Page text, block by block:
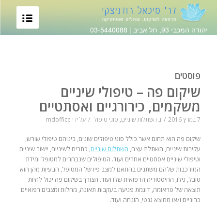
יהודה המכבי 93, תל אביב | 03-5440088
פוסטים
שיקום פה – טיפולי שיניים
משקמים, כירורגיים ואסתטיים
7 במרץ 2016 / ב השתלות שיניים, סוגי טיפול / על ידי mdoffice
שיקום פה הוא תחום אשר כולל סוגי טיפולים שונים, ביניהם טיפולי שורש,
עקירות שיניים, השתלת עצם, השתלות שיניים, כתרים לשיניים, יישור שיניים
וטיפולי שיניים אסתטיים אחרים ועוד. הטיפולים שנבחרים למטופל ומידת
המורכבות שלהם משתנים בהתאם למצב פיו של המטופל, הבעיות מהן הוא
סובל, גילו, ההיסטוריה הרפואית שלו ועוד. הצורך בשיקום פה יכול להיות
תוצאה של טראומה, דוגמת פגיעה בעקבות תאונה, מחלות ומצבים רפואיים
כרוניים ו/או ממוצא גנטי, הזנחה ועוד.